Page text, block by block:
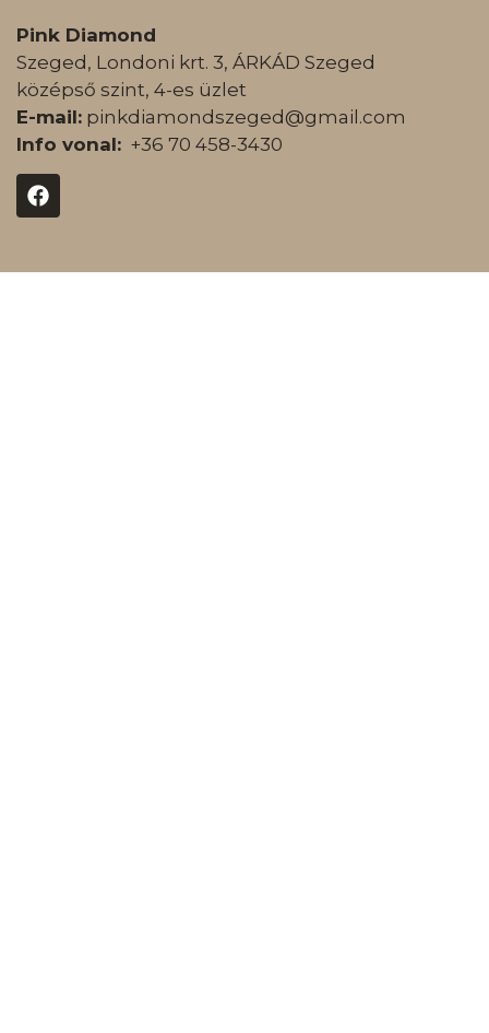
Pink Diamond
Szeged, Londoni krt. 3, ÁRKÁD Szeged
középső szint, 4-es üzlet
E-mail: pinkdiamondszeged@gmail.com
Info vonal: +36 70 458-3430